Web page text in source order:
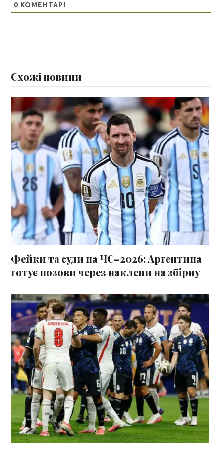
0 КОМЕНТАРІ
Схожі новини
Фейки та суди на ЧС–2026: Аргентина
готує позови через наклепи на збірну